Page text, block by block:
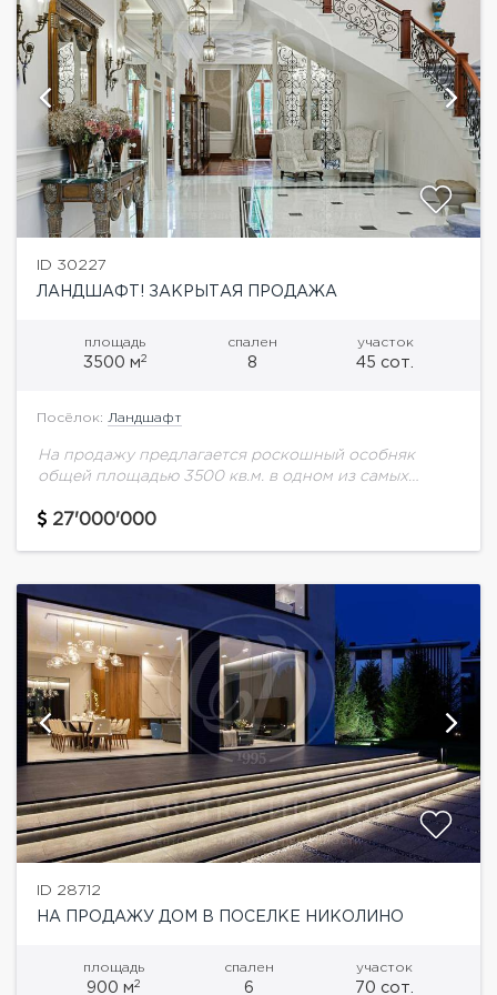
ID 30227
ЛАНДШАФТ! ЗАКРЫТАЯ ПРОДАЖА
площадь
3500 м2
спален
8
участок
45 сот.
Посёлок: Ландшафт
На продажу предлагается роскошный особняк
общей площадью 3500 кв.м. в одном из самых
шоссе.Грамотная планировка, дорогие материалы,
27'000'000
ID 28712
НА ПРОДАЖУ ДОМ В ПОСЕЛКЕ НИКОЛИНО
площадь
900 м2
спален
6
участок
70 сот.